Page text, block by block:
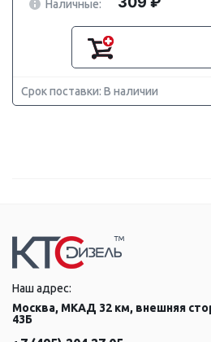
Наличные:
Срок поставки: В наличии
Наш адрес:
Москва, МКАД 32 км, внешняя
43Б